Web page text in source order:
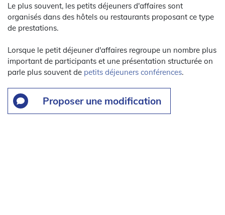
Le plus souvent, les petits déjeuners d'affaires sont
organisés dans des hôtels ou restaurants proposant ce type
de prestations.
Lorsque le petit déjeuner d'affaires regroupe un nombre plus
important de participants et une présentation structurée on
parle plus souvent de petits déjeuners conférences.
Proposer une modification